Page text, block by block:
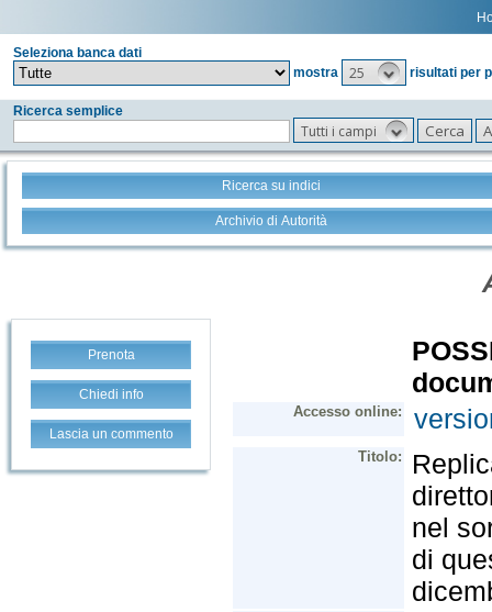
Seleziona banca dati
mostra
25 risultati per
Ricerca semplice
Tutti i campi
Ricerca su indici
Archivio di Autorità
Prenota
Chiedi info
Lascia un commento